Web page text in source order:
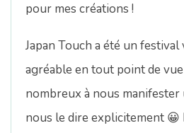
pour mes créations !
Japan Touch a été un
agréable en tout point de
nombreux à nous manifester
nous le dire explicitement 😀